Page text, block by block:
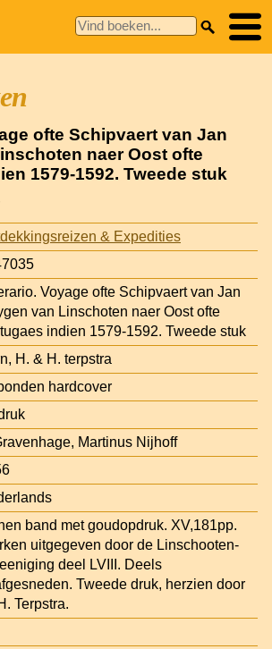
ofte Schipvaert van Jan
naer Oost ofte
1579-1592. Tweede stuk
& Expedities
Voyage ofte Schipvaert van Jan
van Linschoten naer Oost ofte
indien 1579-1592. Tweede stuk
H. & H. terpstra
hardcover
Martinus Nijhoff
band met goudopdruk. XV,181pp.
uitgegeven door de Linschooten-
deel LVIII. Deels
Tweede druk, herzien door
Terpstra.